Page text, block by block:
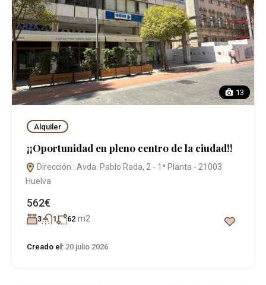
13
Alquiler
¡¡Oportunidad en pleno centro de la ciudad!!
Dirección : Avda. Pablo Rada, 2 - 1ª Planta - 21003
Huelva
562€
3 1 62 m2
Creado el: 20 julio 2026